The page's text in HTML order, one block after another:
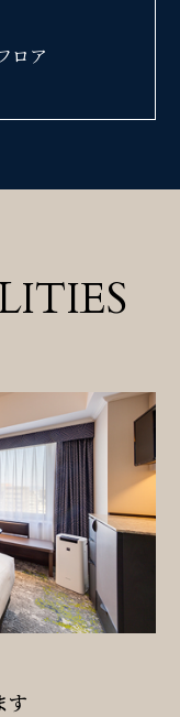
ロア
す